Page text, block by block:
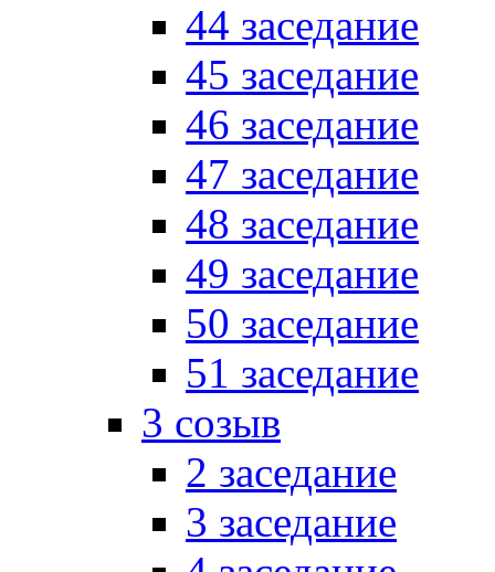
44 заседание
45 заседание
46 заседание
47 заседание
48 заседание
49 заседание
50 заседание
51 заседание
3 созыв
2 заседание
3 заседание